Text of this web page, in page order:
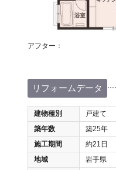
アフター：
リフォームデータ
建物種別
戸建て
築年数
築25年
施工期間
約21日
地域
岩手県